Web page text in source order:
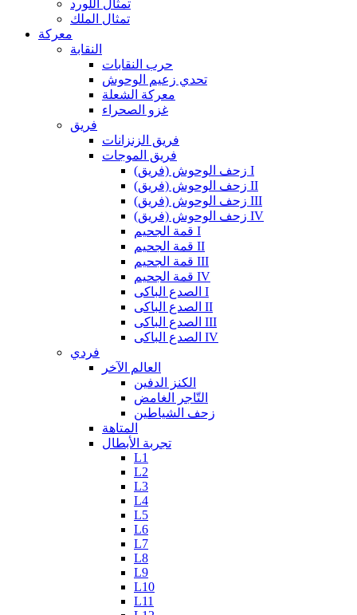
تمثال اللورد
تمثال الملك
معركة
النقابة
حرب النقابات
تحدي زعيم الوحوش
معركة الشعلة
غزو الصحراء
فريق
فريق الزنزانات
فريق الموجات
زحف الوحوش (فريق) I
زحف الوحوش (فريق) II
زحف الوحوش (فريق) III
زحف الوحوش (فريق) IV
قمة الجحيم I
قمة الجحيم II
قمة الجحيم III
قمة الجحيم IV
الصدع الباكى I
الصدع الباكى II
الصدع الباكى III
الصدع الباكى IV
فردي
العالم الآخر
الكنز الدفين
التّاجر الغامض
زحف الشياطين
المتاهة
تجربة الأبطال
L1
L2
L3
L4
L5
L6
L7
L8
L9
L10
L11